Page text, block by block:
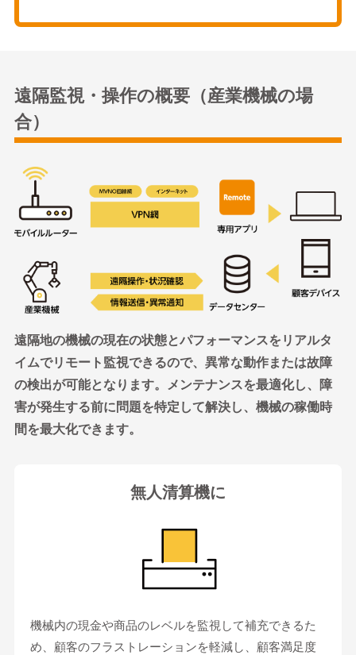
遠隔監視・操作の概要（産業機械の場
合）
遠隔地の機械の現在の状態とパフォーマンスをリアルタ
イムでリモート監視できるので、異常な動作または故障
の検出が可能となります。メンテナンスを最適化し、障
害が発生する前に問題を特定して解決し、機械の稼働時
間を最大化できます。
無人清算機に
機械内の現金や商品のレベルを監視して補充できるた
め、顧客のフラストレーションを軽減し、顧客満足度